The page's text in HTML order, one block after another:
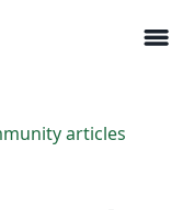
menu
articles